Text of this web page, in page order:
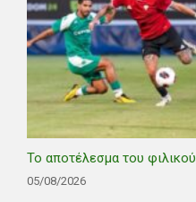
Το αποτέλεσμα του φιλικού
05/08/2026